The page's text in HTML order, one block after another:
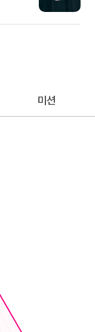
미션